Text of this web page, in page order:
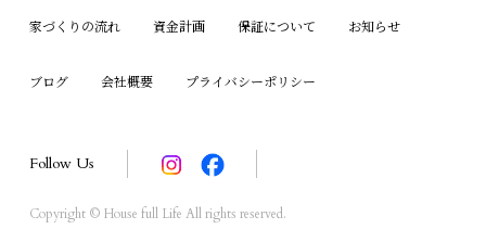
家づくりの流れ 資金計画 保証について お知らせ
ブログ 会社概要 プライバシーポリシー
Follow Us
Copyright © House full Life All rights reserved.